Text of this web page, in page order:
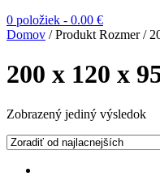
0 položiek - 0.00 €
Domov / Produkt Rozmer /
200 x 120 x
Zobrazený jediný výsledok